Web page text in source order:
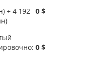
+ 4 192
0 $
0 $